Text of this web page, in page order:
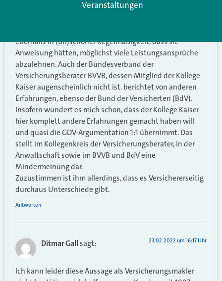
verweigert werden. Auch der Deutsche Anwaltsverein
ebenfalls in (un)schöner Regelmäßigkeit, dass sie
Anweisung hätten, möglichst viele Leistungsansprüche
abzulehnen. Auch der Bundesverband der
Versicherungsberater BVVB, dessen Mitglied der Kollege
Kaiser augenscheinlich nicht ist. berichtet von anderen
Erfahrungen, ebenso der Bund der Versicherten (BdV).
Insofern wundert es mich schon, dass der Kollege Kaiser
hier komplett andere Erfahrungen gemacht haben will
und quasi die GDV-Argumentation 1:1 übernimmt. Das
stellt im Kollegenkreis der Versicherungsberater, in der
Anwaltschaft sowie im BVVB und BdV eine
Mindermeinung dar.
Zuzustimmen ist ihm allerdings, dass es Versichererseitig
durchaus Unterschiede gibt.
Antworten
Ditmar Gall sagt: 23.02.2022 um 16:17 Uhr
Ich kann leider diese Aussage als Versicherungsmakler
Veranstaltungen